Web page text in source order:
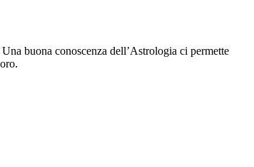
buona conoscenza dell’Astrologia ci permette